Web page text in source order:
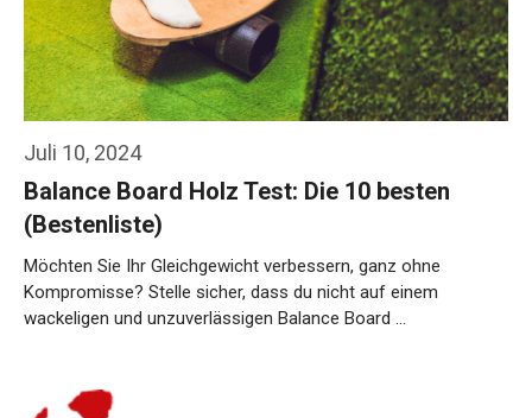
Juli 10, 2024
Balance Board Holz Test: Die 10 besten
(Bestenliste)
Möchten Sie Ihr Gleichgewicht verbessern, ganz ohne
Kompromisse? Stelle sicher, dass du nicht auf einem
wackeligen und unzuverlässigen Balance Board …